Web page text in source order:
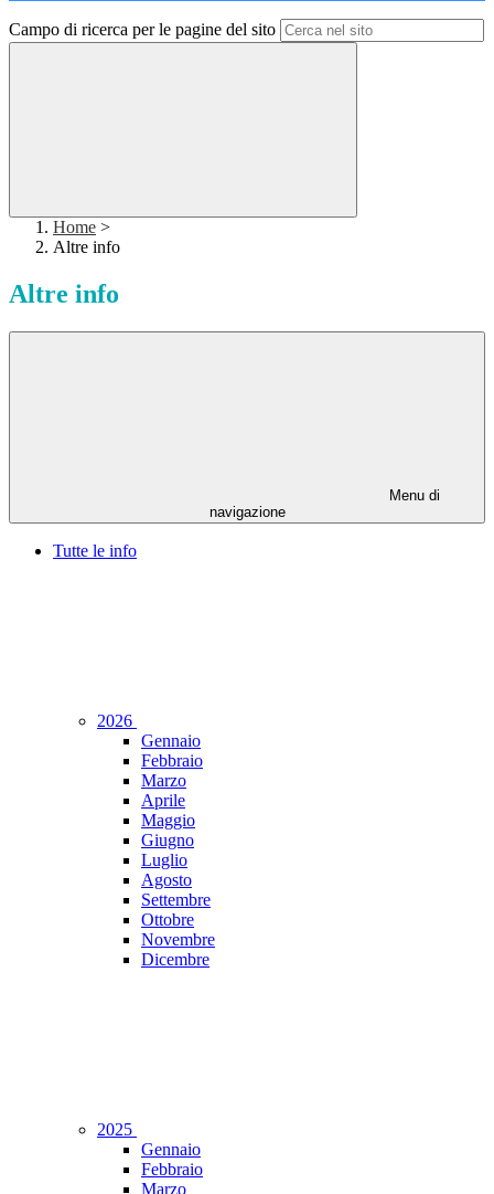
Campo di ricerca per le pagine del sito
Home >
Altre info
Altre info
Menu di
navigazione
Tutte le info
2026
Gennaio
Febbraio
Marzo
Aprile
Maggio
Giugno
Luglio
Agosto
Settembre
Ottobre
Novembre
Dicembre
2025
Gennaio
Febbraio
Marzo